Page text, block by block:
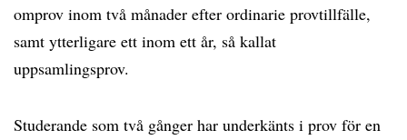
omprov inom två månader efter ordinarie provtillfälle,
samt ytterligare ett inom ett år, så kallat
uppsamlingsprov.
Studerande som två gånger har underkänts i prov för en